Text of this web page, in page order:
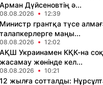
Арман Дүйсеновтің ә...
08.08.2026 12:39
Министр грантқа түсе
талапкерлерге маңы...
08.08.2026 12:02
АҚШ Украинамен КҚК-на
жасамау жөнінде кел...
08.08.2026 10:21
12 жылға сотталды: